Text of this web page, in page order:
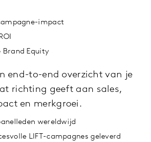
impact
Brand Equity
end-to-end overzicht van je
richting geeft aan sales,
en merkgroei.
wereldwijd
LIFT-campagnes geleverd